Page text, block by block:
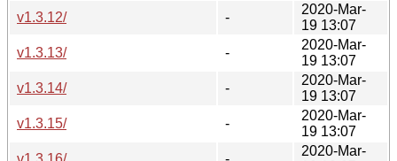
v1.3.12/
-
2020-Mar-
19 13:07
v1.3.13/
-
2020-Mar-
19 13:07
v1.3.14/
-
2020-Mar-
19 13:07
v1.3.15/
-
2020-Mar-
19 13:07
2020-Mar-